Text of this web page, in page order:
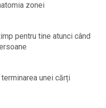
zonei
pentru tine atunci când
unei cărți